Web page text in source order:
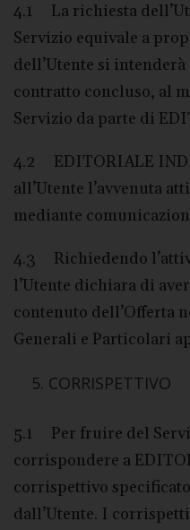
4.1 La richiesta
Servizio equivale a
dell’Utente si
contratto concluso, al
Servizio da parte di
4.2 EDITORIALE
all’Utente l’avvenuta
mediante
4.3 Richiedendo
l’Utente dichiara di
contenuto dell’Offerta
Generali e Particolari
CORRISPETTIVO
5.1 Per fruire del
corrispondere a
corrispettivo
dall’Utente. I